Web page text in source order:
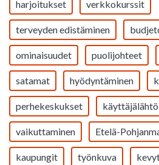
harjoitukset verkkokurssit
terveyden edistäminen
ominaisuudet puolijohteet
satamat hyödyntäminen
perhekeskukset
vaikuttaminen Etelä-
kaupungit työnkuva